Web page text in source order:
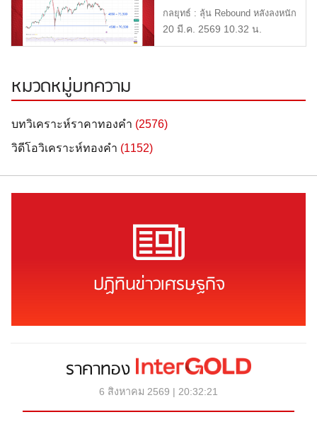
2569
กลยุทธ์ : ลุ้น Rebound หลังลงหนัก
แนวรับ : $4,500 หรือ […]
20 มี.ค. 2569 10.32 น.
หมวดหมู่บทความ
บทวิเคราะห์ราคาทองคำ (2576)
วิดีโอวิเคราะห์ทองคำ (1152)
ปฏิทินข่าวเศรษฐกิจ
ราคาทอง
6 สิงหาคม 2569 | 20:32:21